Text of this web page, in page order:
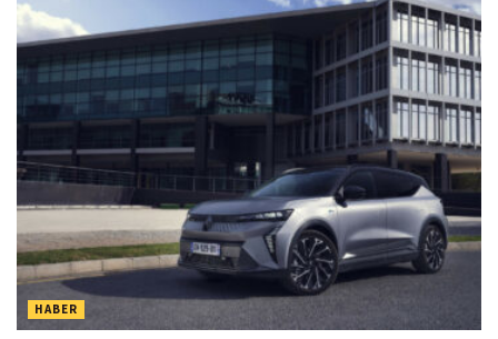
HABER